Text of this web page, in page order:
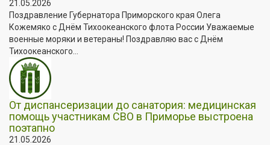
21.05.2026
Поздравление Губернатора Приморского края Олега
Кожемяко с Днём Тихоокеанского флота России Уважаемые
военные моряки и ветераны! Поздравляю вас с Днём
Тихоокеанского...
От диспансеризации до санатория: медицинская
помощь участникам СВО в Приморье выстроена
поэтапно
21.05.2026